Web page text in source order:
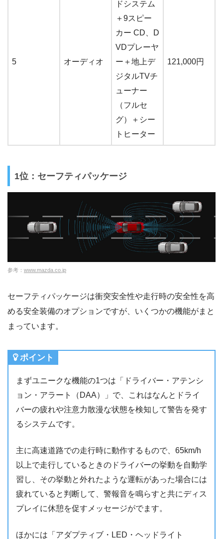
5 オーディオ
ドシステム
＋9スピー
カー CD、D
VDプレーヤ
ー＋地上デ
ジタルTVチ
ューナー
（フルセ
グ）＋シー
トヒーター
121,000円
1位：セーフティパッケージ
参考： www.mazda.co.jp
セーフティパッケージは衝突安全性や走行時の安全性を高
める安全装備のオプションですが、いくつかの機能がまと
まっています。
ポイント
まずユニークな機能の1つは「ドライバー・アテンシ
ョン・アラート（DAA）」で、これはなんとドライ
バーの疲れや注意力散漫な状態を検知して警告を発す
るシステムです。
主に高速道路での走行時に動作するもので、65km/h
以上で走行しているときのドライバーの挙動を自動学
習し、その挙動と外れたような運転があった場合には
疲れていると判断して、警報音を鳴らすと共にディス
プレイに休憩を促すメッセージがでます。
ほかには「アダプティブ・LED・ヘッドライト